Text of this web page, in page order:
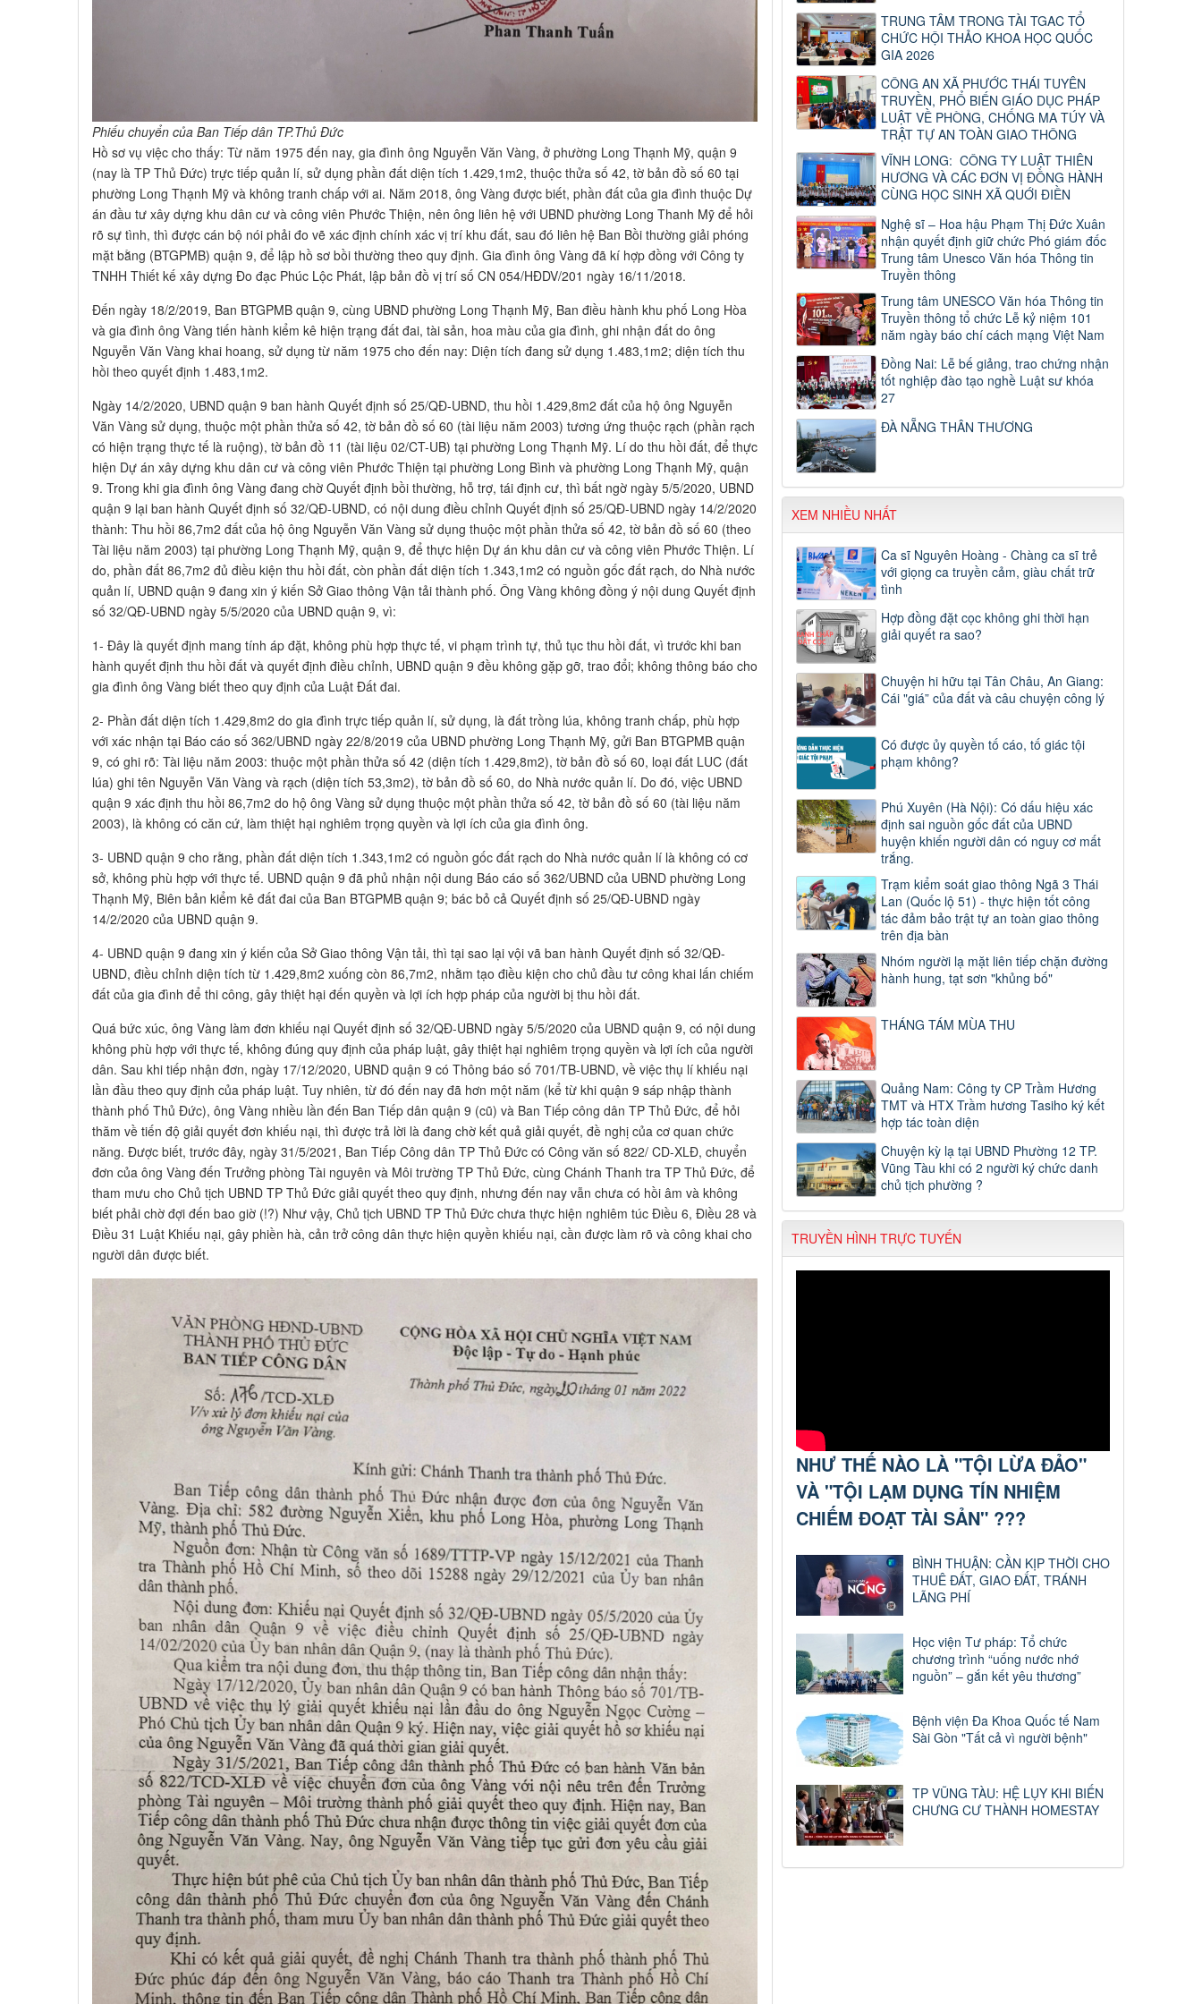
Phiếu chuyển của Ban Tiếp dân TP.Thủ Đức
Hồ sơ vụ việc cho thấy: Từ năm 1975 đến nay, gia đình ông Nguyễn Văn Vàng, ở phường Long Thạnh Mỹ, quận 9
(nay là TP Thủ Đức) trực tiếp quản lí, sử dụng phần đất diện tích 1.429,1m2, thuộc thửa số 42, tờ bản đồ số 60 tại
phường Long Thạnh Mỹ và không tranh chấp với ai. Năm 2018, ông Vàng được biết, phần đất của gia đình thuộc Dự
án đầu tư xây dựng khu dân cư và công viên Phước Thiện, nên ông liên hệ với UBND phường Long Thanh Mỹ để hỏi
rõ sự tình, thì được cán bộ nói phải đo vẽ xác định chính xác vị trí khu đất, sau đó liên hệ Ban Bồi thường giải phóng
mặt bằng (BTGPMB) quận 9, để lập hồ sơ bồi thường theo quy định. Gia đình ông Vàng đã kí hợp đồng với Công ty
TNHH Thiết kế xây dựng Đo đạc Phúc Lộc Phát, lập bản đồ vị trí số CN 054/HĐDV/201 ngày 16/11/2018.
Đến ngày 18/2/2019, Ban BTGPMB quận 9, cùng UBND phường Long Thạnh Mỹ, Ban điều hành khu phố Long Hòa
và gia đình ông Vàng tiến hành kiểm kê hiện trạng đất đai, tài sản, hoa màu của gia đình, ghi nhận đất do ông
Nguyễn Văn Vàng khai hoang, sử dụng từ năm 1975 cho đến nay: Diện tích đang sử dụng 1.483,1m2; diện tích thu
hồi theo quyết định 1.483,1m2.
Ngày 14/2/2020, UBND quận 9 ban hành Quyết định số 25/QĐ-UBND, thu hồi 1.429,8m2 đất của hộ ông Nguyễn
Văn Vàng sử dụng, thuộc một phần thửa số 42, tờ bản đồ số 60 (tài liệu năm 2003) tương ứng thuộc rạch (phần rạch
có hiện trạng thực tế là ruộng), tờ bản đồ 11 (tài liệu 02/CT-UB) tại phường Long Thạnh Mỹ. Lí do thu hồi đất, để thực
hiện Dự án xây dựng khu dân cư và công viên Phước Thiện tại phường Long Bình và phường Long Thạnh Mỹ, quận
9. Trong khi gia đình ông Vàng đang chờ Quyết định bồi thường, hỗ trợ, tái định cư, thì bất ngờ ngày 5/5/2020, UBND
quận 9 lại ban hành Quyết định số 32/QĐ-UBND, có nội dung điều chỉnh Quyết định số 25/QĐ-UBND ngày 14/2/2020
thành: Thu hồi 86,7m2 đất của hộ ông Nguyễn Văn Vàng sử dụng thuộc một phần thửa số 42, tờ bản đồ số 60 (theo
Tài liệu năm 2003) tại phường Long Thạnh Mỹ, quận 9, để thực hiện Dự án khu dân cư và công viên Phước Thiện. Lí
do, phần đất 86,7m2 đủ điều kiện thu hồi đất, còn phần đất diện tích 1.343,1m2 có nguồn gốc đất rạch, do Nhà nước
quản lí, UBND quận 9 đang xin ý kiến Sở Giao thông Vận tải thành phố. Ông Vàng không đồng ý nội dung Quyết định
số 32/QĐ-UBND ngày 5/5/2020 của UBND quận 9, vì:
1- Đây là quyết định mang tính áp đặt, không phù hợp thực tế, vi phạm trình tự, thủ tục thu hồi đất, vì trước khi ban
hành quyết định thu hồi đất và quyết định điều chỉnh, UBND quận 9 đều không gặp gỡ, trao đổi; không thông báo cho
gia đình ông Vàng biết theo quy định của Luật Đất đai.
2- Phần đất diện tích 1.429,8m2 do gia đình trực tiếp quản lí, sử dụng, là đất trồng lúa, không tranh chấp, phù hợp
với xác nhận tại Báo cáo số 362/UBND ngày 22/8/2019 của UBND phường Long Thạnh Mỹ, gửi Ban BTGPMB quận
9, có ghi rõ: Tài liệu năm 2003: thuộc một phần thửa số 42 (diện tích 1.429,8m2), tờ bản đồ số 60, loại đất LUC (đất
lúa) ghi tên Nguyễn Văn Vàng và rạch (diện tích 53,3m2), tờ bản đồ số 60, do Nhà nước quản lí. Do đó, việc UBND
quận 9 xác định thu hồi 86,7m2 do hộ ông Vàng sử dụng thuộc một phần thửa số 42, tờ bản đồ số 60 (tài liệu năm
2003), là không có căn cứ, làm thiệt hại nghiêm trọng quyền và lợi ích của gia đình ông.
3- UBND quận 9 cho rằng, phần đất diện tích 1.343,1m2 có nguồn gốc đất rạch do Nhà nước quản lí là không có cơ
sở, không phù hợp với thực tế. UBND quận 9 đã phủ nhận nội dung Báo cáo số 362/UBND của UBND phường Long
Thạnh Mỹ, Biên bản kiểm kê đất đai của Ban BTGPMB quận 9; bác bỏ cả Quyết định số 25/QĐ-UBND ngày
14/2/2020 của UBND quận 9.
4- UBND quận 9 đang xin ý kiến của Sở Giao thông Vận tải, thì tại sao lại vội vã ban hành Quyết định số 32/QĐ-
UBND, điều chỉnh diện tích từ 1.429,8m2 xuống còn 86,7m2, nhằm tạo điều kiện cho chủ đầu tư công khai lấn chiếm
đất của gia đình để thi công, gây thiệt hại đến quyền và lợi ích hợp pháp của người bị thu hồi đất.
Quá bức xúc, ông Vàng làm đơn khiếu nại Quyết định số 32/QĐ-UBND ngày 5/5/2020 của UBND quận 9, có nội dung
không phù hợp với thực tế, không đúng quy định của pháp luật, gây thiệt hại nghiêm trọng quyền và lợi ích của người
dân. Sau khi tiếp nhận đơn, ngày 17/12/2020, UBND quận 9 có Thông báo số 701/TB-UBND, về việc thụ lí khiếu nại
lần đầu theo quy định của pháp luật. Tuy nhiên, từ đó đến nay đã hơn một năm (kể từ khi quận 9 sáp nhập thành
thành phố Thủ Đức), ông Vàng nhiều lần đến Ban Tiếp dân quận 9 (cũ) và Ban Tiếp công dân TP Thủ Đức, để hỏi
thăm về tiến độ giải quyết đơn khiếu nại, thì được trả lời là đang chờ kết quả giải quyết, đề nghị của cơ quan chức
năng. Được biết, trước đây, ngày 31/5/2021, Ban Tiếp Công dân TP Thủ Đức có Công văn số 822/ CD-XLĐ, chuyển
đơn của ông Vàng đến Trưởng phòng Tài nguyên và Môi trường TP Thủ Đức, cùng Chánh Thanh tra TP Thủ Đức, để
tham mưu cho Chủ tịch UBND TP Thủ Đức giải quyết theo quy định, nhưng đến nay vẫn chưa có hồi âm và không
biết phải chờ đợi đến bao giờ (!?) Như vậy, Chủ tịch UBND TP Thủ Đức chưa thực hiện nghiêm túc Điều 6, Điều 28 và
Điều 31 Luật Khiếu nại, gây phiền hà, cản trở công dân thực hiện quyền khiếu nại, cần được làm rõ và công khai cho
người dân được biết.
TRUNG TÂM TRONG TÀI TGAC TỔ
CHỨC HỘI THẢO KHOA HỌC QUỐC
GIA 2026
CÔNG AN XÃ PHƯỚC THÁI TUYÊN
TRUYỀN, PHỔ BIẾN GIÁO DỤC PHÁP
LUẬT VỀ PHÒNG, CHỐNG MA TÚY VÀ
TRẬT TỰ AN TOÀN GIAO THÔNG
VĨNH LONG: CÔNG TY LUẬT THIÊN
HƯƠNG VÀ CÁC ĐƠN VỊ ĐỒNG HÀNH
CÙNG HỌC SINH XÃ QUỚI ĐIỀN
Nghệ sĩ – Hoa hậu Phạm Thị Đức Xuân
nhận quyết định giữ chức Phó giám đốc
Trung tâm Unesco Văn hóa Thông tin
Truyền thông
Trung tâm UNESCO Văn hóa Thông tin
Truyền thông tổ chức Lễ kỷ niệm 101
năm ngày báo chí cách mạng Việt Nam
Đồng Nai: Lễ bế giảng, trao chứng nhận
tốt nghiệp đào tạo nghề Luật sư khóa
27
ĐÀ NẴNG THÂN THƯƠNG
XEM NHIỀU NHẤT
Ca sĩ Nguyên Hoàng - Chàng ca sĩ trẻ
với giọng ca truyền cảm, giàu chất trữ
tình
Hợp đồng đặt cọc không ghi thời hạn
giải quyết ra sao?
Chuyện hi hữu tại Tân Châu, An Giang:
Cái "giá” của đất và câu chuyện công lý
Có được ủy quyền tố cáo, tố giác tội
phạm không?
Phú Xuyên (Hà Nội): Có dấu hiệu xác
định sai nguồn gốc đất của UBND
huyện khiến người dân có nguy cơ mất
trắng.
Trạm kiểm soát giao thông Ngã 3 Thái
Lan (Quốc lộ 51) - thực hiện tốt công
tác đảm bảo trật tự an toàn giao thông
trên địa bàn
Nhóm người lạ mặt liên tiếp chặn đường
hành hung, tạt sơn "khủng bố"
THÁNG TÁM MÙA THU
Quảng Nam: Công ty CP Trầm Hương
TMT và HTX Trầm hương Tasiho ký kết
hợp tác toàn diện
Chuyện kỳ lạ tại UBND Phường 12 TP.
Vũng Tàu khi có 2 người ký chức danh
chủ tịch phường ?
TRUYỀN HÌNH TRỰC TUYẾN
NHƯ THẾ NÀO LÀ "TỘI LỪA ĐẢO"
VÀ "TỘI LẠM DỤNG TÍN NHIỆM
CHIẾM ĐOẠT TÀI SẢN" ???
BÌNH THUẬN: CẦN KỊP THỜI CHO
THUÊ ĐẤT, GIAO ĐẤT, TRÁNH
LÃNG PHÍ
Học viện Tư pháp: Tổ chức
chương trình “uống nước nhớ
nguồn” – gắn kết yêu thương”
Bệnh viện Đa Khoa Quốc tế Nam
Sài Gòn "Tất cả vì người bệnh"
TP VŨNG TÀU: HỆ LỤY KHI BIẾN
CHƯNG CƯ THÀNH HOMESTAY